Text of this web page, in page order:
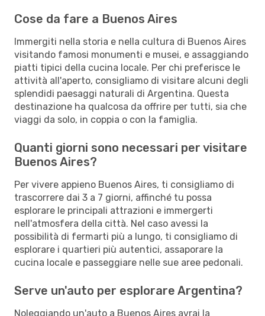
Cose da fare a Buenos Aires
Immergiti nella storia e nella cultura di Buenos Aires
visitando famosi monumenti e musei, e assaggiando
piatti tipici della cucina locale. Per chi preferisce le
attività all'aperto, consigliamo di visitare alcuni degli
splendidi paesaggi naturali di Argentina. Questa
destinazione ha qualcosa da offrire per tutti, sia che
viaggi da solo, in coppia o con la famiglia.
Quanti giorni sono necessari per visitare
Buenos Aires?
Per vivere appieno Buenos Aires, ti consigliamo di
trascorrere dai 3 a 7 giorni, affinché tu possa
esplorare le principali attrazioni e immergerti
nell'atmosfera della città. Nel caso avessi la
possibilità di fermarti più a lungo, ti consigliamo di
esplorare i quartieri più autentici, assaporare la
cucina locale e passeggiare nelle sue aree pedonali.
Serve un'auto per esplorare Argentina?
Noleggiando un'auto a Buenos Aires avrai la